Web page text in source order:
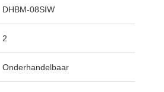
DHBM-08SIW
2
Onderhandelbaar